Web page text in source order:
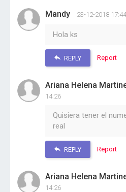
Mandy 23-12-2018
Hola ks
REPLY Report
Ariana Helena
14:26
Quisiera tener el
real
REPLY Report
Ariana Helena
14:26